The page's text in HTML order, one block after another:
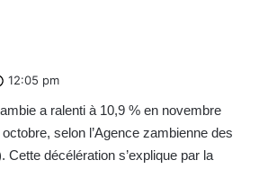
12:05 pm
a ralenti à 10,9 % en novembre
selon l’Agence zambienne des
décélération s’explique par la